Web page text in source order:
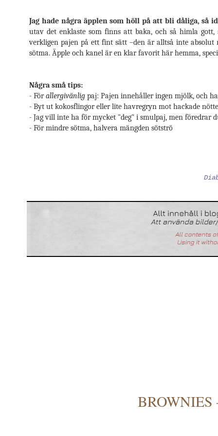
Jag hade några äpplen som höll på att bli dåliga, så
utav det enklaste som finns att baka, och så himla
verkligen pajen på ett fint sätt –den är alltså inte
sötma. Äpple och kanel är en klar favorit här hemma,
Några små tips:
- Förallergivänlig paj: Pajen innehåller ingen mjölk, och
- Byt ut kokosflingor eller lite havregryn mot hackade
- Jag vill inte ha för mycket "deg" i smulpaj, men föredrar
- För mindre sötma, halvera mängden sötströ